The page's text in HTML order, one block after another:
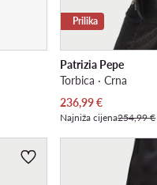
Prilika
Patrizia Pepe
Torbica · Crna
Trenutna cijena
236,99€
Najniža cijena254,99 €